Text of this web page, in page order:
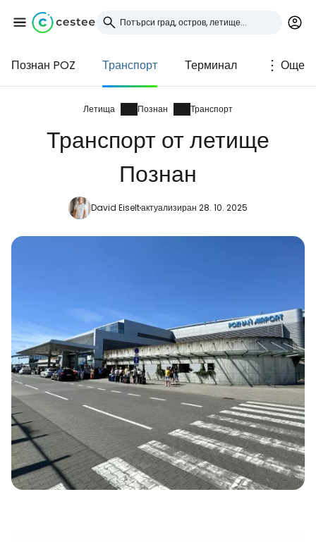
Познан POZ Транспорт Терминал Още
Летища Познан Транспорт
Транспорт от летище
Познан
David Eiseltактуализиран 28. 10. 2025
Влезте в Cestee
... световната общност на туристите
Продължете с Google
Продължете с Facebook